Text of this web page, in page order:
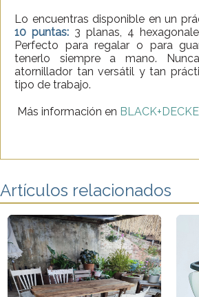
Lo encuentras disponible en un
10 puntas: 3 planas, 4
Perfecto para regalar o para
tenerlo siempre a mano.
atornillador tan versátil y tan
tipo de trabajo.
Más información en
Artículos relacionados